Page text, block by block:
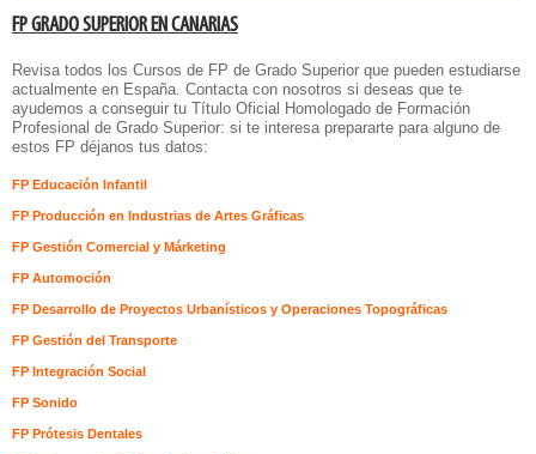
FP GRADO SUPERIOR EN CANARIAS
Revisa todos los Cursos de FP de Grado Superior que pueden estudiarse
actualmente en España. Contacta con nosotros si deseas que te
ayudemos a conseguir tu Título Oficial Homologado de Formación
Profesional de Grado Superior: si te interesa prepararte para alguno de
estos FP déjanos tus datos:
FP Educación Infantil
FP Producción en Industrias de Artes Gráficas
FP Gestión Comercial y Márketing
FP Automoción
FP Desarrollo de Proyectos Urbanísticos y Operaciones Topográficas
FP Gestión del Transporte
FP Integración Social
FP Sonido
FP Prótesis Dentales